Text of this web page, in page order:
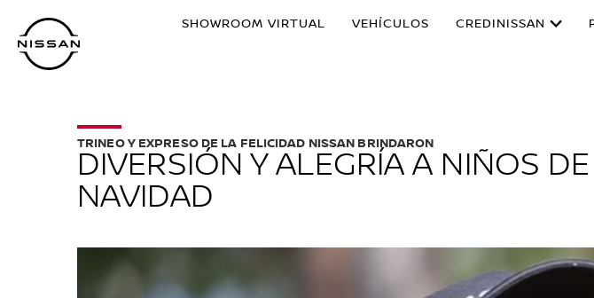
contenido
principal
SHOWROOM VIRTUAL VEHÍCULOS CREDINISSAN
DIVERSIÓN Y ALEGRÍA A NIÑOS
NAVIDAD
TRINEO Y EXPRESO DE LA FELICIDAD NISSAN BRINDARON